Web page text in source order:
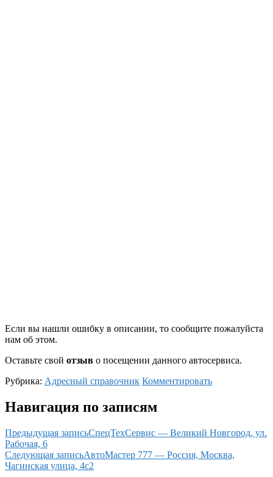
Если вы нашли ошибку в описании, то сообщите пожалуйста
нам об этом.
Оставьте свой отзыв о посещении данного автосервиса.
Рубрика: Адресный справочник Комментировать
Навигация по записям
Предыдущая записьСпецТехСервис — Великий Новгород, ул.
Рабочая, 6
Следующая записьАвтоМастер 777 — Россия, Москва,
Чагинская улица, 4с2